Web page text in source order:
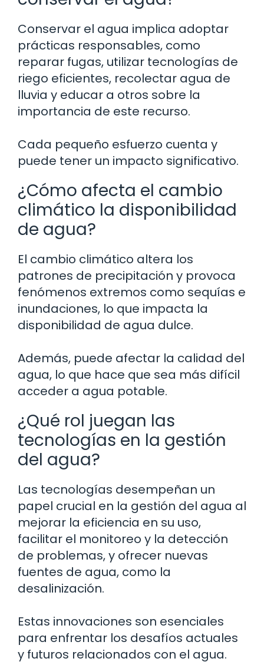
Conservar el agua implica adoptar
prácticas responsables, como
reparar fugas, utilizar tecnologías de
riego eficientes, recolectar agua de
lluvia y educar a otros sobre la
importancia de este recurso.
Cada pequeño esfuerzo cuenta y
puede tener un impacto significativo.
¿Cómo afecta el cambio
climático la disponibilidad
de agua?
El cambio climático altera los
patrones de precipitación y provoca
fenómenos extremos como sequías e
inundaciones, lo que impacta la
disponibilidad de agua dulce.
Además, puede afectar la calidad del
agua, lo que hace que sea más difícil
acceder a agua potable.
¿Qué rol juegan las
tecnologías en la gestión
del agua?
Las tecnologías desempeñan un
papel crucial en la gestión del agua al
mejorar la eficiencia en su uso,
facilitar el monitoreo y la detección
de problemas, y ofrecer nuevas
fuentes de agua, como la
desalinización.
Estas innovaciones son esenciales
para enfrentar los desafíos actuales
y futuros relacionados con el agua.